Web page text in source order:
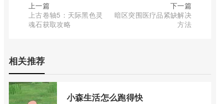
上一篇
上古卷轴5：天际黑色灵
魂石获取攻略
下一篇
暗区突围医疗品紧缺解决
方法
相关推荐
小森生活怎么跑得快